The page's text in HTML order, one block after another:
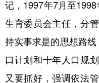
记，1997年7月至
生育委员会主任，分
持实事求是的思想路线
口计划和十年人口规
又要抓好，强调依法